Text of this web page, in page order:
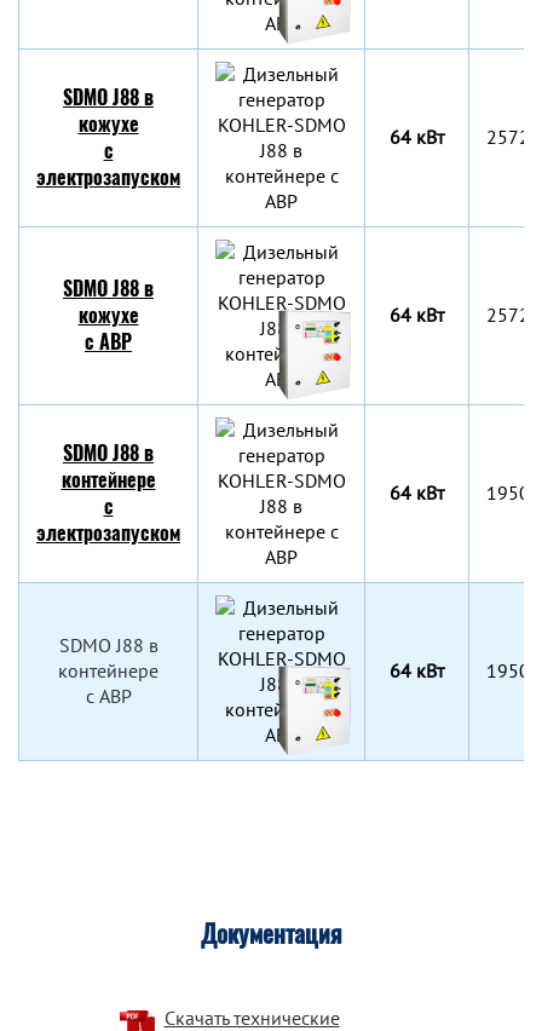
SDMO J88 в
кожухе
с
электрозапуском
64 кВт
SDMO J88 в
кожухе
c АВР
64 кВт
SDMO J88 в
контейнере
с
электрозапуском
64 кВт
SDMO J88 в
контейнере
c АВР
64 кВт
Документация
Скачать технические